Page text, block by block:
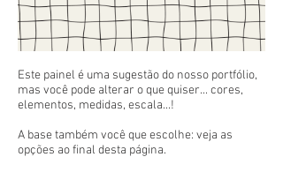
Este painel é uma sugestão do nosso portfólio,
mas você pode alterar o que quiser... cores,
elementos, medidas, escala...!
A base também você que escolhe: veja as
opções ao final desta página.